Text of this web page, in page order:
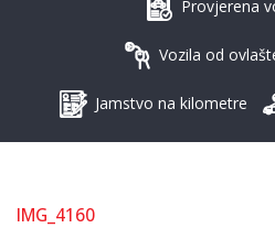
Provjerena
Vozila od
Jamstvo na kilometre
IMG_4160